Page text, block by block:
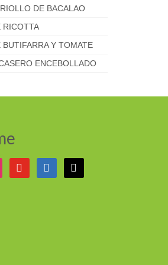
DE BACALAO
RICOTTA
BUTIFARRA Y TOMATE
ENCEBOLLADO
youtube linkedin mail